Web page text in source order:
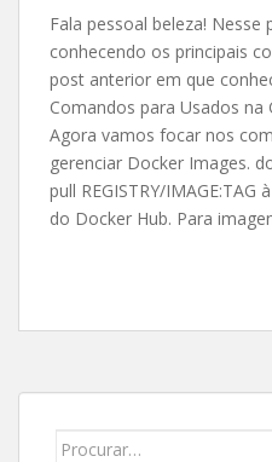
Fala pessoal beleza!
conhecendo os principais
post anterior em que
Comandos para Usados
Agora vamos focar nos
gerenciar Docker Images.
pull REGISTRY/
do Docker Hub. Para
Search